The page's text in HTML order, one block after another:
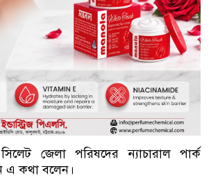
জেলা পরিষদের ন্যাচারাল পার্ক
এ কথা বলেন।